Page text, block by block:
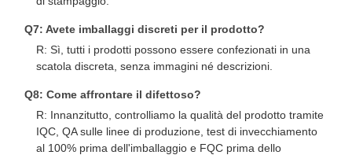
Q7: Avete imballaggi discreti per il prodotto?
R: Sì, tutti i prodotti possono essere confezionati in una
scatola discreta, senza immagini né descrizioni.
Q8: Come affrontare il difettoso?
R: Innanzitutto, controlliamo la qualità del prodotto tramite
IQC, QA sulle linee di produzione, test di invecchiamento
al 100% prima dell'imballaggio e FQC prima dello